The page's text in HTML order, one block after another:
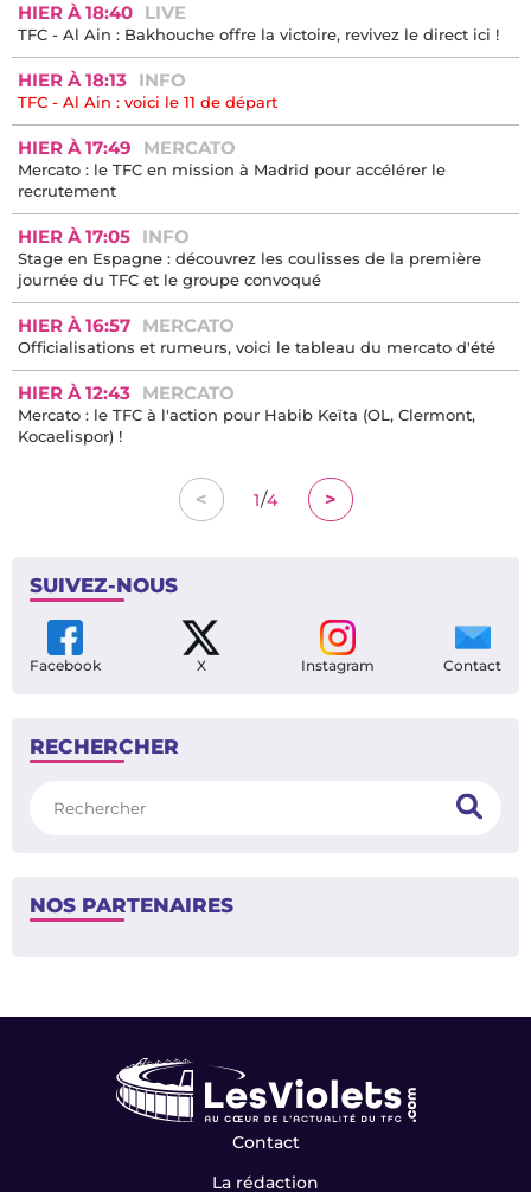
HIER À 18:40 LIVE
TFC - Al Ain : Bakhouche offre la victoire, revivez le direct ici !
HIER À 18:13 INFO
TFC - Al Ain : voici le 11 de départ
HIER À 17:49 MERCATO
Mercato : le TFC en mission à Madrid pour accélérer le
recrutement
HIER À 17:05 INFO
Stage en Espagne : découvrez les coulisses de la première
journée du TFC et le groupe convoqué
HIER À 16:57 MERCATO
Officialisations et rumeurs, voici le tableau du mercato d'été
HIER À 12:43 MERCATO
Mercato : le TFC à l'action pour Habib Keïta (OL, Clermont,
Kocaelispor) !
< 1/4 >
SUIVEZ-NOUS
Facebook X Instagram Contact
RECHERCHER
NOS PARTENAIRES
Contact
La rédaction